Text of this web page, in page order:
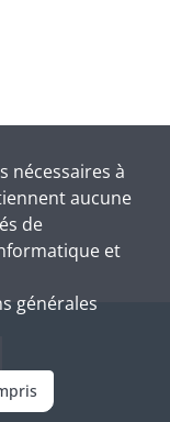
nécessaires à
aucune
de
et
générales